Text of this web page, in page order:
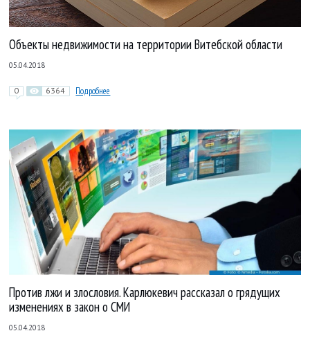
Объекты недвижимости на территории Витебской области
05.04.2018
0 6364 Подробнее
Против лжи и злословия. Карлюкевич рассказал о грядущих
изменениях в закон о СМИ
05.04.2018